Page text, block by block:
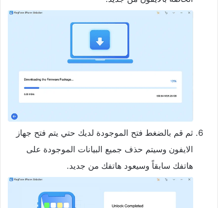
ثم قم بالضغط فتح الموجودة لديك حتي يتم فتح جهاز
الايفون وسيتم حذف جميع البيانات الموجودة على
هاتفك سابقاً وسيعود هاتفك من جديد.